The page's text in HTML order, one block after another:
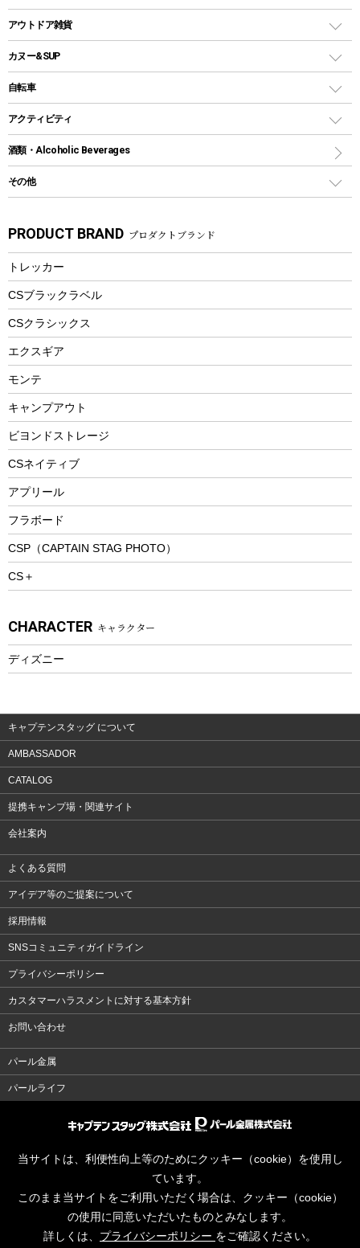
パラソル
テントアクセサリー
ペグ
グランドシート
ガイドロープ
ツール
鉄板、アミ
焚き火台&ストーブ
火起こし
バーベキューツール
クッカーセット
シェラカップ
クッキングツール
ナイフ
カトラリー
マグカップ、カップ
ステンレスボトル
フードボトル
トレー
ランチョンマット
ランチボックス
コップ付きタイプ
ワンタッチタイプ
プラスチックボトル
ディズニーボトル
クーラーバッグ
ウォータージャグ
保冷剤
アウトドアキャリー
アウトドア雑貨
バックパック&バッグ
リュック、バックパック
トートバッグ、サコッシュ
ショッピングキャリー
その他アウトドア雑貨
スプレー関係
ツール、他
カヌー&SUP
インフレータブル
カヤック
パドル
ヘルメット
エアーポンプ
アクセサリー
自転車
折りたたみ自転車
スポーツサイクル
シティサイクル
自転車ウェア
アクティビティ
マリン
ラッシュガード
パラソル
フローティングベスト
ヘルメット
エアーポンプ
ビーチテント
ウィンター
スノーシュー
防寒ウェア
トレッキング
トレッキングアクセサリー
プレイグッズ
ウェルネス
ウェア、タオル
ウェア
酒類・Alcoholic Beverages
その他
湯たんぽ
防災用品
PRODUCT BRAND プロダクトブランド
トレッカー
CSブラックラベル
CSクラシックス
エクスギア
モンテ
キャンプアウト
ビヨンドストレージ
CSネイティブ
アプリール
フラボード
CSP（CAPTAIN STAG PHOTO）
CS＋
CHARACTER キャラクター
ディズニー
キャプテンスタッグ について
AMBASSADOR
CATALOG
提携キャンプ場・関連サイト
会社案内
よくある質問
アイデア等のご提案について
採用情報
SNSコミュニティガイドライン
プライバシーポリシー
カスタマーハラスメントに対する基本方針
お問い合わせ
パール金属
パールライフ
当サイトは、利便性向上等のためにクッキー（cookie）を使用し
ています。
このまま当サイトをご利用いただく場合は、クッキー（cookie）
の使用に同意いただいたものとみなします。
詳しくは、 プライバシーポリシー をご確認ください。